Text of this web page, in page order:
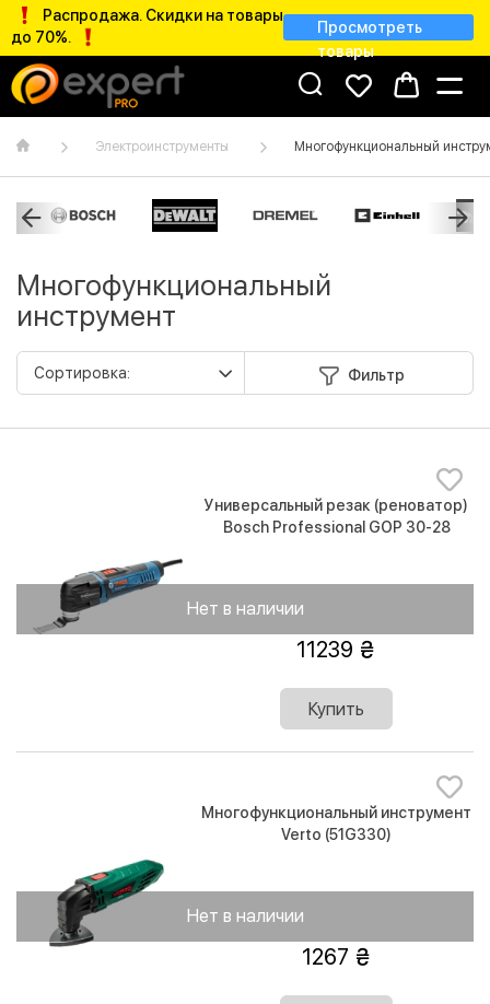
Распродажа. Скидки на товары
до 70%.
Просмотреть
товары
Электроинструменты Многофункциональный
Многофункциональный
инструмент
Фильтр
Нет в наличии
Универсальный резак (реноватор)
Bosch Professional GOP 30-28
11239
Купить
Нет в наличии
Многофункциональный инструмент
Verto (51G330)
1267